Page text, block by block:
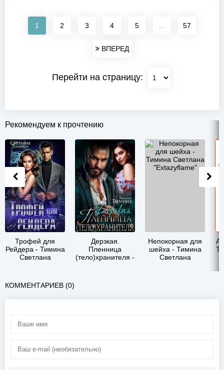
1 2 3 4 5 57
ВПЕРЕД
Перейти на страницу:
Рекомендуем к прочтению
Трофей для
Рейдера - Тимина
Светлана
Дерзкая.
Пленница
(тело)хранителя -
Непокорная для
шейха - Тимина
Светлана
КОММЕНТАРИЕВ (0)